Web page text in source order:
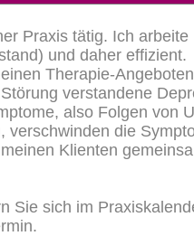
Praxis tätig. Ich arbeite
und daher effizient.
Therapie-
verstandene
also Folgen von
verschwinden die
Klienten
Sie sich im